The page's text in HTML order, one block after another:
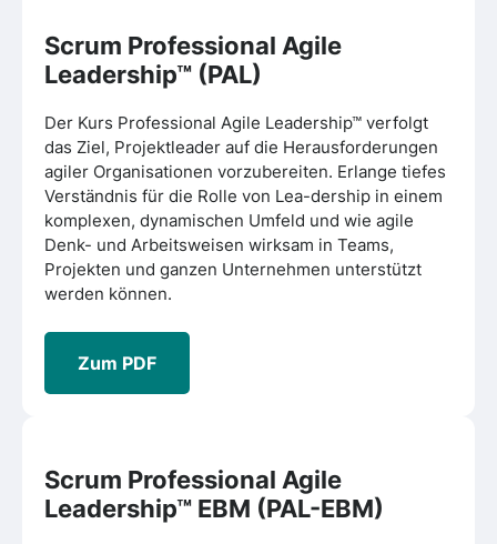
Scrum Professional Agile
Leadership™ (PAL)
Der Kurs Professional Agile Leadership™ verfolgt
das Ziel, Projektleader auf die Herausforderungen
agiler Organisationen vorzubereiten. Erlange tiefes
Verständnis für die Rolle von Lea-dership in einem
komplexen, dynamischen Umfeld und wie agile
Denk- und Arbeitsweisen wirksam in Teams,
Projekten und ganzen Unternehmen unterstützt
werden können.
Zum PDF
Scrum Professional Agile
Leadership™ EBM (PAL-EBM)